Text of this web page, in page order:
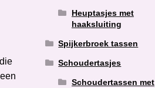
Heuptasjes met
haaksluiting
Spijkerbroek tassen
Schoudertasjes
Schoudertassen met